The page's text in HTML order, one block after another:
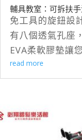
輔具教室：可拆扶
免工具的旋鈕設
有八個透氣孔座
EVA柔軟膠墊讓
read more